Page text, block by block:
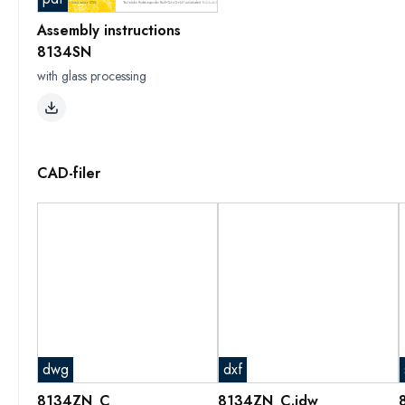
Assembly instructions
8134SN
with glass processing
CAD-filer
dwg
dxf